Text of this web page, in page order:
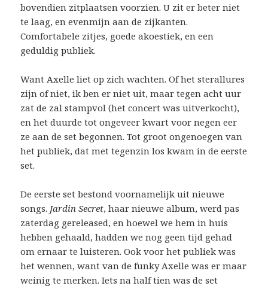
bovendien zitplaatsen voorzien. U zit er beter niet
te laag, en evenmijn aan de zijkanten.
Comfortabele zitjes, goede akoestiek, en een
geduldig publiek.
Want Axelle liet op zich wachten. Of het sterallures
zijn of niet, ik ben er niet uit, maar tegen acht uur
zat de zal stampvol (het concert was uitverkocht),
en het duurde tot ongeveer kwart voor negen eer
ze aan de set begonnen. Tot groot ongenoegen van
het publiek, dat met tegenzin los kwam in de eerste
set.
De eerste set bestond voornamelijk uit nieuwe
songs. Jardin Secret, haar nieuwe album, werd pas
zaterdag gereleased, en hoewel we hem in huis
hebben gehaald, hadden we nog geen tijd gehad
om ernaar te luisteren. Ook voor het publiek was
het wennen, want van de funky Axelle was er maar
weinig te merken. Iets na half tien was de set